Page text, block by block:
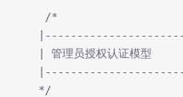
    /*
   | 管理员授权认证模型
   */